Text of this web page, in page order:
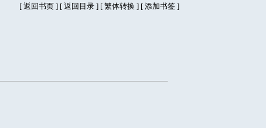
[ 返回书页 ] [ 返回目录 ] [ 繁体转换 ] [ 添加书签 ]